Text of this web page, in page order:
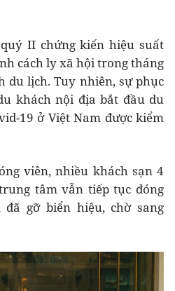
II chứng kiến hiệu suất
cách ly xã hội trong tháng
du lịch. Tuy nhiên, sự phục
khách nội địa bắt đầu du
19 ở Việt Nam được kiểm
viên, nhiều khách sạn 4
tâm vẫn tiếp tục đóng
gỡ biển hiệu, chờ sang